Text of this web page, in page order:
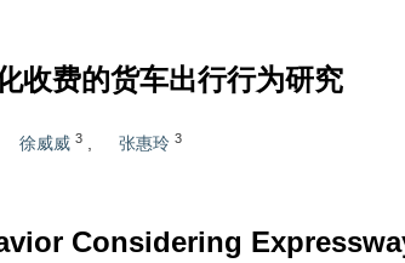
收费的货车出行行为研究
徐威威 3 张惠玲 3
Considering